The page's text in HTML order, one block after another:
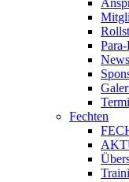
Fechten